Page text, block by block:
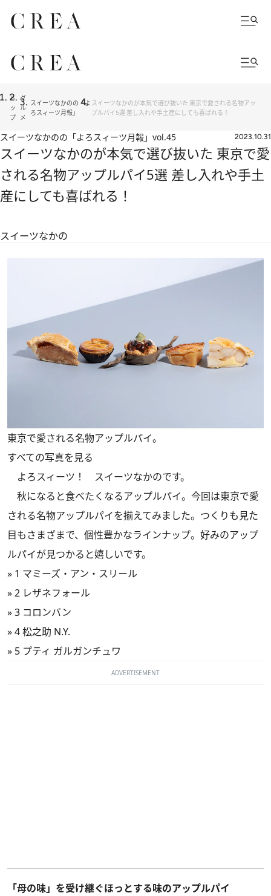
ト
ッ
プ
グ
ル
メ
スイーツなかのの「よ
ろスィーツ月報」
スイーツなかのが本気で選び抜いた 東京で愛される名物アッ
プルパイ5選 差し入れや手土産にしても喜ばれる！
スイーツなかのの「よろスィーツ月報」 vol.45 2023.10.31
スイーツなかのが本気で選び抜いた 東京で愛
される名物アップルパイ5選 差し入れや手土
産にしても喜ばれる！
スイーツなかの
東京で愛される名物アップルパイ。
すべての写真を見る
よろスィーツ！ スイーツなかのです。
秋になると食べたくなるアップルパイ。今回は東京で愛
される名物アップルパイを揃えてみました。つくりも見た
目もさまざまで、個性豊かなラインナップ。好みのアップ
ルパイが見つかると嬉しいです。
» 1 マミーズ・アン・スリール
»2 レザネフォール
»3 コロンバン
»4 松之助 N.Y.
» 5 プティ ガルガンチュワ
ADVERTISEMENT
「母の味」を受け継ぐほっとする味のアップルパイ